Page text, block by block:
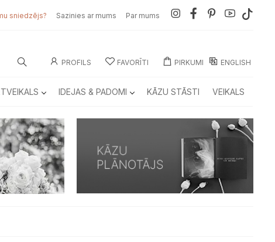
sniedzējs? Sazinies ar mums Par mums
PROFILS FAVORĪTI PIRKUMI ENGLISH
IDEJAS & PADOMI KĀZU STĀSTI VEIKALS